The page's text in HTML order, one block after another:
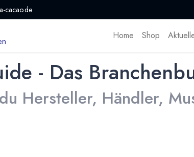
cacao.de
Home Shop
- Das
Hersteller, Händler,